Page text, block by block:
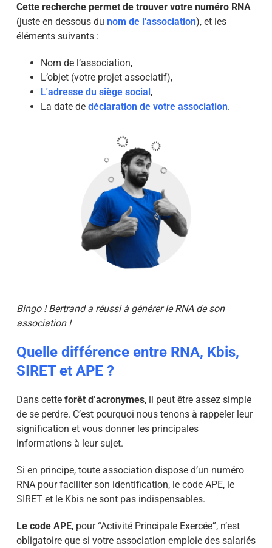
Cette recherche permet de trouver votre numéro RNA
(juste en dessous du nom de l'association), et les
éléments suivants :
Nom de l’association,
L’objet (votre projet associatif),
L'adresse du siège social,
La date de déclaration de votre association.
Bingo !Bertranda réussi à générer le RNA de son
association !
Quelle différence entre RNA, Kbis,
SIRET et APE ?
Dans cette forêt d’acronymes, il peut être assez simple
de se perdre. C’est pourquoi nous tenons à rappeler leur
signification et vous donner les principales
informations à leur sujet.
Si en principe, toute association dispose d’un numéro
RNA pour faciliter son identification, le code APE, le
SIRET et le Kbis ne sont pas indispensables.
Le code APE, pour “Activité Principale Exercée”, n’est
obligatoire que si votre association emploie des salariés